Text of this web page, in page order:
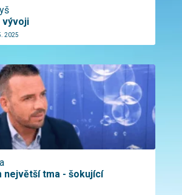
vývoji
2025
největší tma - šokující